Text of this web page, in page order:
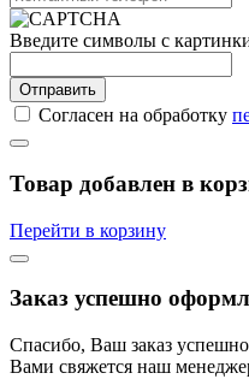
Введите символы с
Отправить
Согласен на обработку
Товар добавлен в
Перейти в корзину
Заказ успешно
Спасибо, Ваш заказ
Вами свяжется наш